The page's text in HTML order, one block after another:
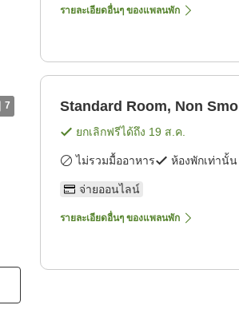
7
รายละเอียดอื่นๆ ของแพลนพัก
Standard Room, Non
ยกเลิกฟรีได้ถึง 19 ส.ค.
ไม่รวมมื้ออาหาร ห้องพักเท่านั้น
จ่ายออนไลน์
รายละเอียดอื่นๆ ของแพลนพัก